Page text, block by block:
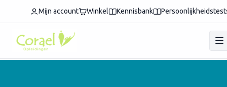
Mijn account Winkel Kennisbank